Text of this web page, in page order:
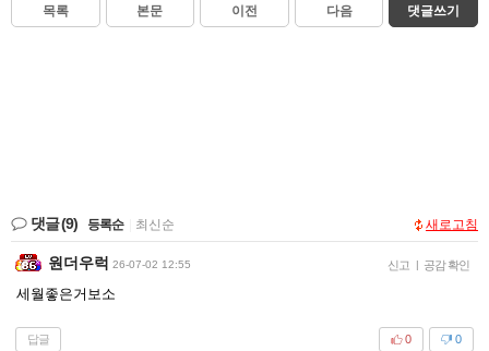
목록 본문 이전 다음 댓글쓰기
댓글(9) 등록순 최신순 새로고침
원더우럭 26-07-02 12:55 신고 | 공감 확인
세월좋은거보소
답글 0
0